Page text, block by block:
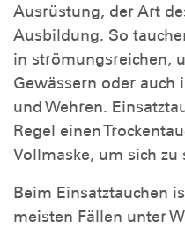
Ausrüstung, der Art
Ausbildung. So
in strömungsreichen,
Gewässern oder auch
und Wehren.
Regel einen
Vollmaske, um sich zu
Beim Einsatztauchen
meisten Fällen unter